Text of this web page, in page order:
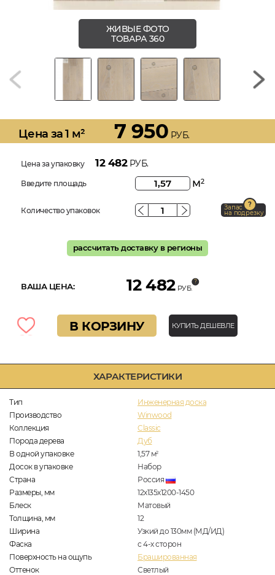
ХАРАКТЕРИСТИКИ
Тип
Инженерная доска
Производство
Winwood
Коллекция
Classic
Порода дерева
Дуб
В одной упаковке
1,57 м2
Досок в упаковке
Набор
Страна
Россия
Размеры, мм
12х135х1200-1450
Блеск
Матовый
Толщина, мм
12
Ширина
Узкий до 130мм (МД/ИД)
Фаска
с 4-х сторон
Поверхность на ощупь
Брашированная
Оттенок
Светлый
ЖИВЫЕ ФОТО
ТОВАРА 360
Цена за 1 м² 7 950 РУБ.
Цена за упаковку 12 482РУБ.
Введите площадь м2
Количество упаковок Запас
на подрезку
рассчитать доставку в регионы
ВАША ЦЕНА: 12 482 РУБ.
В КОРЗИНУ КУПИТЬ ДЕШЕВЛЕ